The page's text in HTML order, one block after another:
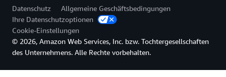
Datenschutz
Allgemeine Geschäftsbedingungen
Ihre Datenschutzoptionen
Cookie-Einstellungen
© 2026, Amazon Web Services, Inc. bzw. Tochtergesellschaften
des Unternehmens. Alle Rechte vorbehalten.